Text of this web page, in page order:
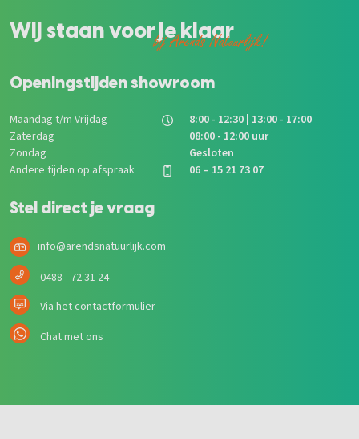
Wij staan voor je klaar
bij Arends Natuurlijk!
Openingstijden showroom
Maandag t/m Vrijdag
8:00 - 12:30 | 13:00 - 17:00
Zaterdag
08:00 - 12:00 uur
Zondag
Gesloten
Andere tijden op afspraak
06 – 15 21 73 07
Stel direct je vraag
info@arendsnatuurlijk.com
0488 - 72 31 24
Via het contactformulier
Chat met ons